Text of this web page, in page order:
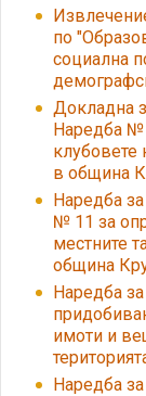
по
социална
Докладна
Наредба №
клубовете
в община
Наредба
№ 11 за
местните
община
Наредба
имоти и
Наредба